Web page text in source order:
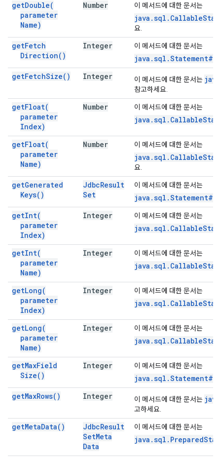
getDouble(
parameter
Name)
Number 이 메서드에 대한 문서는
요.
getFetch
Direction( )
Integer 이 메서드에 대한 문서는
getFetchSize( ) Integer 이 메서드에 대한 문서는
참고하세요.
getFloat(
parameter
Index)
Number 이 메서드에 대한 문서는
getFloat(
parameter
Name)
Number 이 메서드에 대한 문서는
요.
getGenerated
Keys( )
JdbcResult
Set
이 메서드에 대한 문서는
getInt(
parameter
Index)
Integer 이 메서드에 대한 문서는
getInt(
parameter
Name)
Integer 이 메서드에 대한 문서는
getLong(
parameter
Index)
Integer 이 메서드에 대한 문서는
getLong(
parameter
Name)
Integer 이 메서드에 대한 문서는
getMaxField
Size( )
Integer 이 메서드에 대한 문서는
getMaxRows( ) Integer 이 메서드에 대한 문서는
고하세요.
getMetaData( ) JdbcResult
SetMeta
Data
이 메서드에 대한 문서는